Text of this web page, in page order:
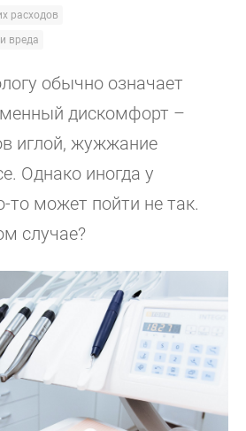
расходов
вреда
обычно означает
дискомфорт –
иглой, жужжание
Однако иногда у
то может пойти не так.
случае?